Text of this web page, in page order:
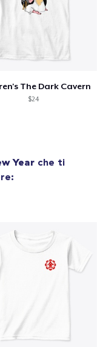
The Dark Cavern
$24
Year che ti